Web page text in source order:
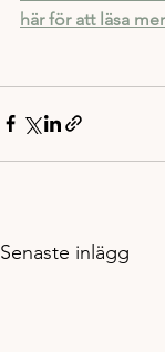
här för att läsa
Senaste inlägg